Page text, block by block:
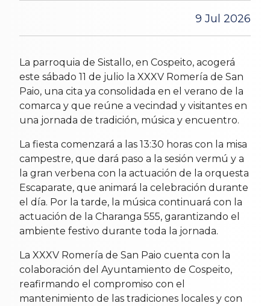
9 Jul 2026
La parroquia de Sistallo, en Cospeito, acogerá
este sábado 11 de julio la XXXV Romería de San
Paio, una cita ya consolidada en el verano de la
comarca y que reúne a vecindad y visitantes en
una jornada de tradición, música y encuentro.
La fiesta comenzará a las 13:30 horas con la misa
campestre, que dará paso a la sesión vermú y a
la gran verbena con la actuación de la orquesta
Escaparate, que animará la celebración durante
el día. Por la tarde, la música continuará con la
actuación de la Charanga 555, garantizando el
ambiente festivo durante toda la jornada.
La XXXV Romería de San Paio cuenta con la
colaboración del Ayuntamiento de Cospeito,
reafirmando el compromiso con el
mantenimiento de las tradiciones locales y con